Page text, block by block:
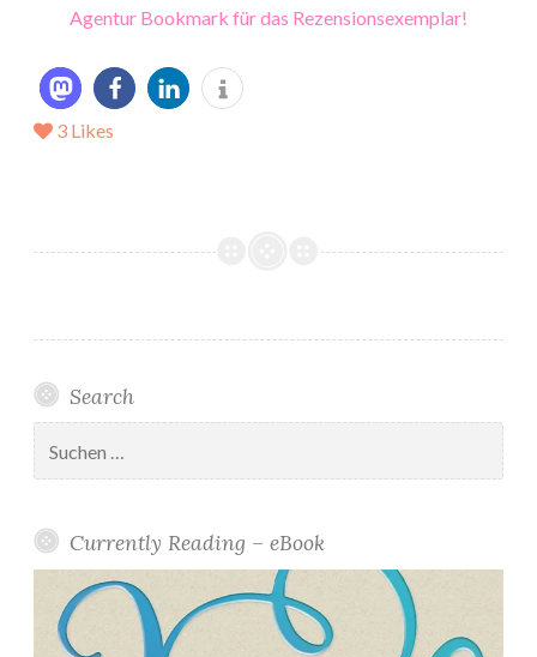
Agentur Bookmark für das Rezensionsexemplar!
3 Likes
Search
nach:
Currently Reading – eBook